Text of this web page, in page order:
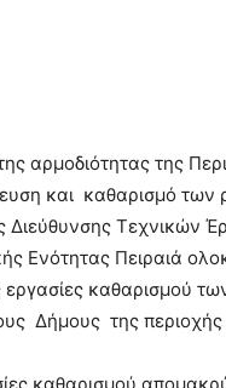
αρμοδιότητας της
και καθαρισμό των
Διεύθυνσης Τεχνικών
Ενότητας Πειραιά
εργασίες καθαρισμού
Δήμους της περιοχής